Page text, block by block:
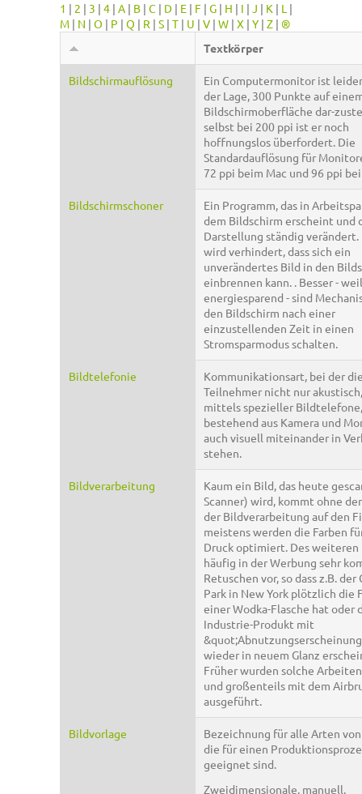
1 | 2 | 3 | 4 | A | B | C | D | E | F | G | H | I | J | K | L |
M | N | O | P | Q | R | S | T | U | V | W | X | Y | Z | ®
Textkörper
Bildschirmauflösung
Ein Computermonitor ist
der Lage, 300 Punkte auf
Bildschirmoberfläche dar-
selbst bei 200 ppi ist er noch
hoffnungslos überfordert. Die
Standardauflösung für
72 ppi beim Mac und 96 ppi
Bildschirmschoner
Ein Programm, das in
dem Bildschirm erscheint und
Darstellung ständig verändert.
wird verhindert, dass sich ein
unverändertes Bild in den
einbrennen kann. . Besser - weil
energiesparend - sind
den Bildschirm nach einer
einzustellenden Zeit in einen
Stromsparmodus schalten.
Bildtelefonie
Kommunikationsart, bei der
Teilnehmer nicht nur
mittels spezieller Bildtelefone,
bestehend aus Kamera und
auch visuell miteinander in
stehen.
Bildverarbeitung
Kaum ein Bild, das heute
Scanner) wird, kommt ohne
der Bildverarbeitung auf den
meistens werden die Farben
Druck optimiert. Des weiteren
häufig in der Werbung sehr
Retuschen vor, so dass z.B. der
Park in New York plötzlich die
einer Wodka-Flasche hat oder
Industrie-Produkt mit
wieder in neuem Glanz
Früher wurden solche
und großenteils mit dem
ausgeführt.
Bildvorlage
Bezeichnung für alle Arten
die für einen
geeignet sind.
Zweidimensionale, manuell,